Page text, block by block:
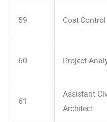
59 Cost Control
60 Project
61
Assistant
Architect